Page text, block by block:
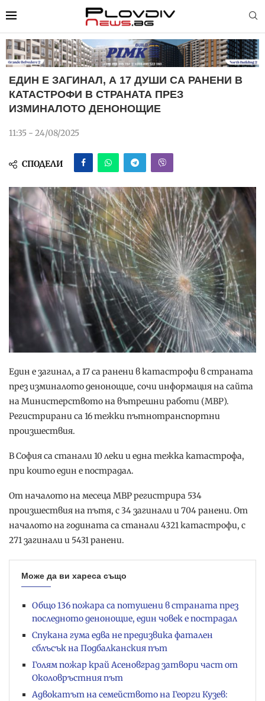
ЕДИН Е ЗАГИНАЛ, А 17 ДУШИ СА РАНЕНИ В
КАТАСТРОФИ В СТРАНАТА ПРЕЗ
ИЗМИНАЛОТО ДЕНОНОЩИЕ
11:35 - 24/08/2025
СПОДЕЛИ
Един е загинал, а 17 са ранени в катастрофи в страната
през изминалото денонощие, сочи информация на сайта
на Министерството на вътрешни работи (МВР).
Регистрирани са 16 тежки пътнотранспортни
произшествия.
В София са станали 10 леки и една тежка катастрофа,
при които един е пострадал.
От началото на месеца МВР регистрира 534
произшествия на пътя, с 34 загинали и 704 ранени. От
началото на годината са станали 4321 катастрофи, с
271 загинали и 5431 ранени.
Може да ви хареса също
Общо 136 пожара са потушени в страната през
последното денонощие, един човек е пострадал
Спукана гума едва не предизвика фатален
сблъсък на Подбалканския път
Голям пожар край Асеновград затвори част от
Околовръстния път
Адвокатът на семейството на Георги Кузев: